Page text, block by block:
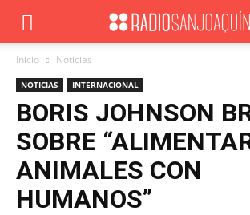
Inicio Noticias
NOTICIAS INTERNACIONAL
BORIS JOHNSON
SOBRE
ANIMALES CON
HUMANOS”